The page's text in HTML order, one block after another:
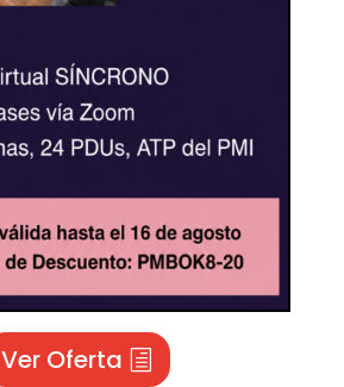
Ver Oferta